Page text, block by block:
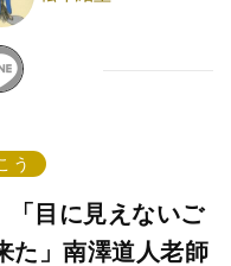
う
「目に見えないご
た」南澤道人老師